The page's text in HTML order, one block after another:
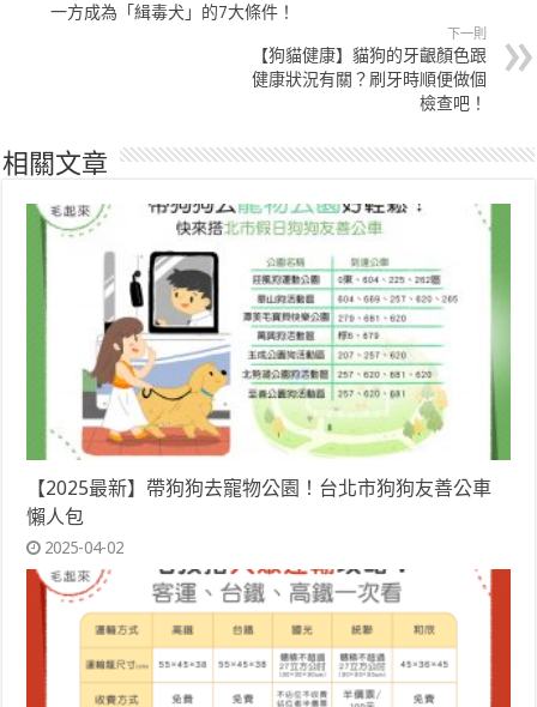
一方成為「緝毒犬」的7大條件！
下一則
【狗貓健康】貓狗的牙齦顏色跟
健康狀況有關？刷牙時順便做個
檢查吧！
相關文章
【2025最新】帶狗狗去寵物公園！台北市狗狗友善公車
懶人包
2025-04-02